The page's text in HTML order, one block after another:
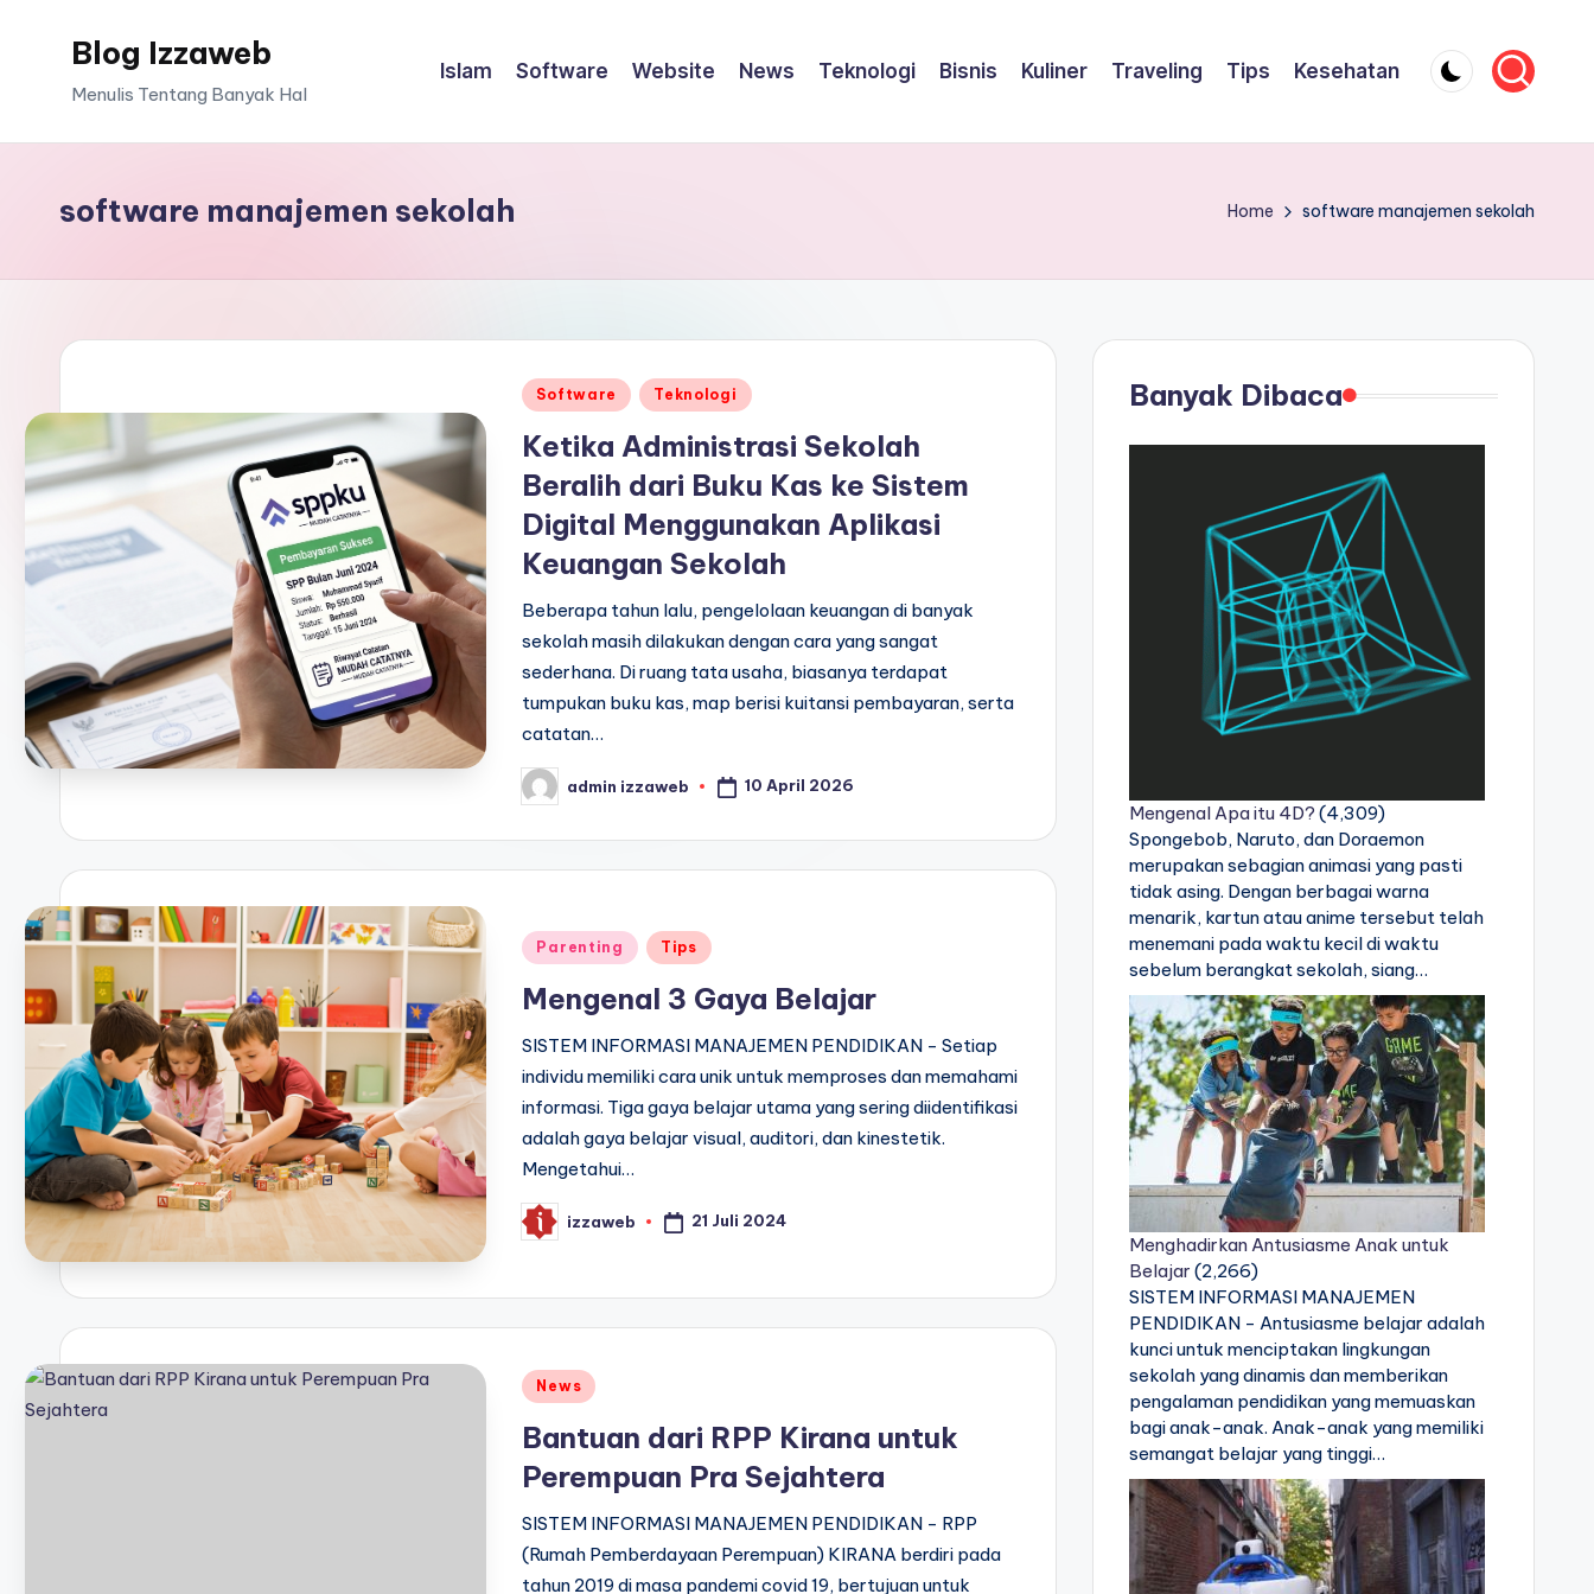
Blog Izzaweb
Menulis Tentang Banyak Hal
Islam Software Website News Teknologi Bisnis Kuliner Traveling Tips Kesehatan
software manajemen sekolah Home software manajemen sekolah
Posted
Software Teknologi
Ketika Administrasi Sekolah
Beralih dari Buku Kas ke Sistem
Digital Menggunakan Aplikasi
Keuangan Sekolah
Beberapa tahun lalu, pengelolaan keuangan di banyak
sekolah masih dilakukan dengan cara yang sangat
sederhana. Di ruang tata usaha, biasanya terdapat
tumpukan buku kas, map berisi kuitansi pembayaran, serta
catatan…
Posted
by
admin izzaweb 10 April 2026
Posted
Parenting Tips
Mengenal 3 Gaya Belajar
SISTEM INFORMASI MANAJEMEN PENDIDIKAN - Setiap
individu memiliki cara unik untuk memproses dan memahami
informasi. Tiga gaya belajar utama yang sering diidentifikasi
adalah gaya belajar visual, auditori, dan kinestetik.
Mengetahui…
Posted
by
izzaweb 21 Juli 2024
Posted
News
Bantuan dari RPP Kirana untuk
Perempuan Pra Sejahtera
SISTEM INFORMASI MANAJEMEN PENDIDIKAN - RPP
(Rumah Pemberdayaan Perempuan) KIRANA berdiri pada
tahun 2019 di masa pandemi covid 19, bertujuan untuk
Banyak Dibaca
Mengenal Apa itu 4D? (4,309)
Spongebob, Naruto, dan Doraemon
merupakan sebagian animasi yang pasti
tidak asing. Dengan berbagai warna
menarik, kartun atau anime tersebut telah
menemani pada waktu kecil di waktu
sebelum berangkat sekolah, siang…
Menghadirkan Antusiasme Anak untuk
Belajar (2,266)
SISTEM INFORMASI MANAJEMEN
PENDIDIKAN - Antusiasme belajar adalah
kunci untuk menciptakan lingkungan
sekolah yang dinamis dan memberikan
pengalaman pendidikan yang memuaskan
bagi anak-anak. Anak-anak yang memiliki
semangat belajar yang tinggi…